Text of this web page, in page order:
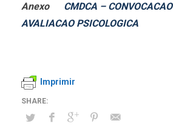
Anexo CMDCA –
AVALIACAO PSICOLOGICA
Imprimir